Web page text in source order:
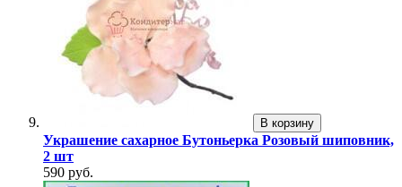
В корзину
Украшение сахарное Бутоньерка Розовый шиповник,
2 шт
590 руб.